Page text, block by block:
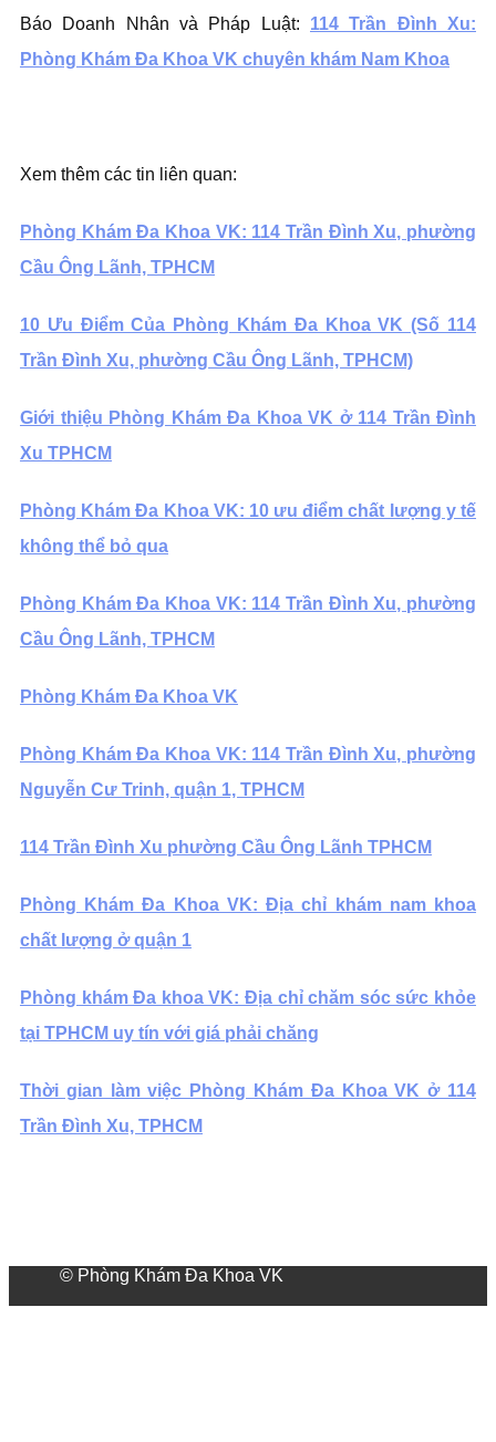
Báo Doanh Nhân và Pháp Luật: 114 Trần Đình Xu:
Phòng Khám Đa Khoa VK chuyên khám Nam Khoa
Xem thêm các tin liên quan:
Phòng Khám Đa Khoa VK: 114 Trần Đình Xu, phường
Cầu Ông Lãnh, TPHCM
10 Ưu Điểm Của Phòng Khám Đa Khoa VK (Số 114
Trần Đình Xu, phường Cầu Ông Lãnh, TPHCM)
Giới thiệu Phòng Khám Đa Khoa VK ở 114 Trần Đình
Xu TPHCM
Phòng Khám Đa Khoa VK: 10 ưu điểm chất lượng y tế
không thể bỏ qua
Phòng Khám Đa Khoa VK: 114 Trần Đình Xu, phường
Cầu Ông Lãnh, TPHCM
Phòng Khám Đa Khoa VK
Phòng Khám Đa Khoa VK: 114 Trần Đình Xu, phường
Nguyễn Cư Trinh, quận 1, TPHCM
114 Trần Đình Xu phường Cầu Ông Lãnh TPHCM
Phòng Khám Đa Khoa VK: Địa chỉ khám nam khoa
chất lượng ở quận 1
Phòng khám Đa khoa VK: Địa chỉ chăm sóc sức khỏe
tại TPHCM uy tín với giá phải chăng
Thời gian làm việc Phòng Khám Đa Khoa VK ở 114
Trần Đình Xu, TPHCM
© Phòng Khám Đa Khoa VK